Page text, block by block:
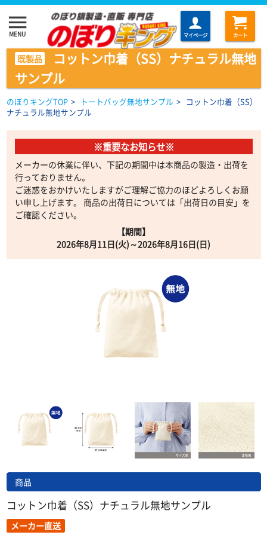
menu
MENU マイページ カート
既製品
コットン巾着（SS）ナチュラル無地
サンプル
のぼりキングTOP > トートバッグ無地サンプル > コットン巾着（SS）
ナチュラル無地サンプル
※重要なお知らせ※
メーカーの休業に伴い、下記の期間中は本商品の製造・出荷を
行っておりません。
ご迷惑をおかけいたしますがご理解ご協力のほどよろしくお願
い申し上げます。 商品の出荷日については「出荷日の目安」を
ご確認ください。
【期間】
2026年8月11日(火)～2026年8月16日(日)
商品
コットン巾着（SS）ナチュラル無地サンプル
メーカー直送